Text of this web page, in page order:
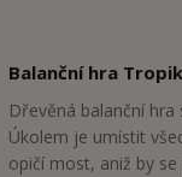
Balanční hra Tropik
Dřevěná balanční
Úkolem je umístit
opičí most, aniž by